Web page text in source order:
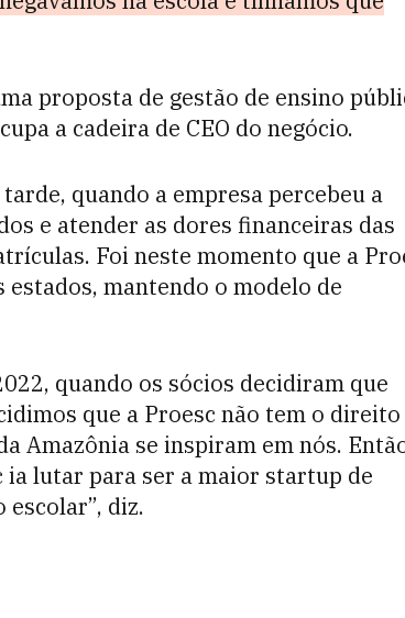
proposta de gestão de ensino
a cadeira de CEO do negócio.
quando a empresa percebeu a
e atender as dores financeiras das
Foi neste momento que a
mantendo o modelo de
quando os sócios decidiram que
que a Proesc não tem o direito
Amazônia se inspiram em nós.
ia lutar para ser a maior startup de
escolar”, diz.